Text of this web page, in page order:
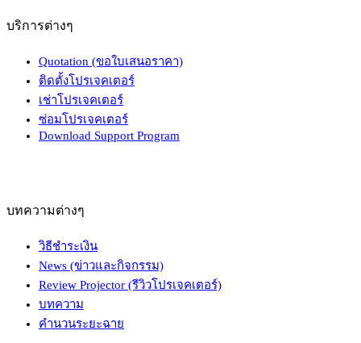
บริการต่างๆ
Quotation (ขอใบเสนอราคา)
ติดตั้งโปรเจคเตอร์
เช่าโปรเจคเตอร์
ซ่อมโปรเจคเตอร์
Download Support Program
บทความต่างๆ
วิธีชำระเงิน
News (ข่าวและกิจกรรม)
Review Projector (รีวิวโปรเจคเตอร์)
บทความ
คำนวนระยะฉาย